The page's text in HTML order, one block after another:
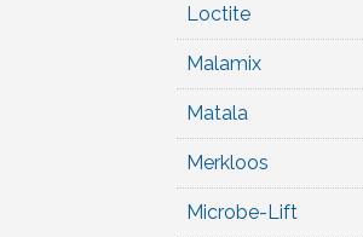
Loctite
Malamix
Matala
Merkloos
Microbe-Lift